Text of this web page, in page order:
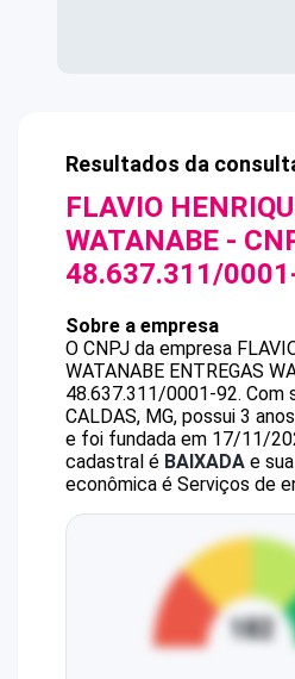
Resultados da
FLAVIO
WATANABE -
48.637.311/
Sobre a empresa
O CNPJ da empresa
WATANABE ENTREGAS
48.637.311/0001-92. Com
CALDAS, MG, possui 3
e foi fundada em 17/11/
cadastral é BAIXADA e
econômica é Serviços de